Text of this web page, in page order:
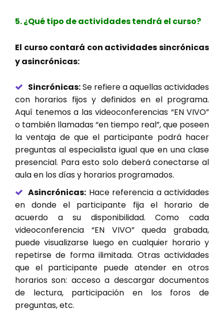
5. ¿Qué tipo de actividades tendrá el curso?
El curso contará con actividades sincrónicas
y asincrónicas:
Sincrónicas:Se refiere a aquellas actividades
con horarios fijos y definidos en el programa.
Aquí tenemos a las videoconferencias “EN VIVO”
o también llamadas “en tiempo real”, que poseen
la ventaja de que el participante podrá hacer
preguntas al especialista igual que en una clase
presencial. Para esto solo deberá conectarse al
aula en los días y horarios programados.
Asincrónicas: Hace referencia a actividades
en donde el participante fija el horario de
acuerdo a su disponibilidad. Como cada
videoconferencia “EN VIVO” queda grabada,
puede visualizarse luego en cualquier horario y
repetirse de forma ilimitada. Otras actividades
que el participante puede atender en otros
horarios son: acceso a descargar documentos
de lectura, participación en los foros de
preguntas, etc.